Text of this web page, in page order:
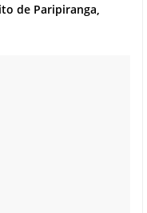
de Paripiranga,